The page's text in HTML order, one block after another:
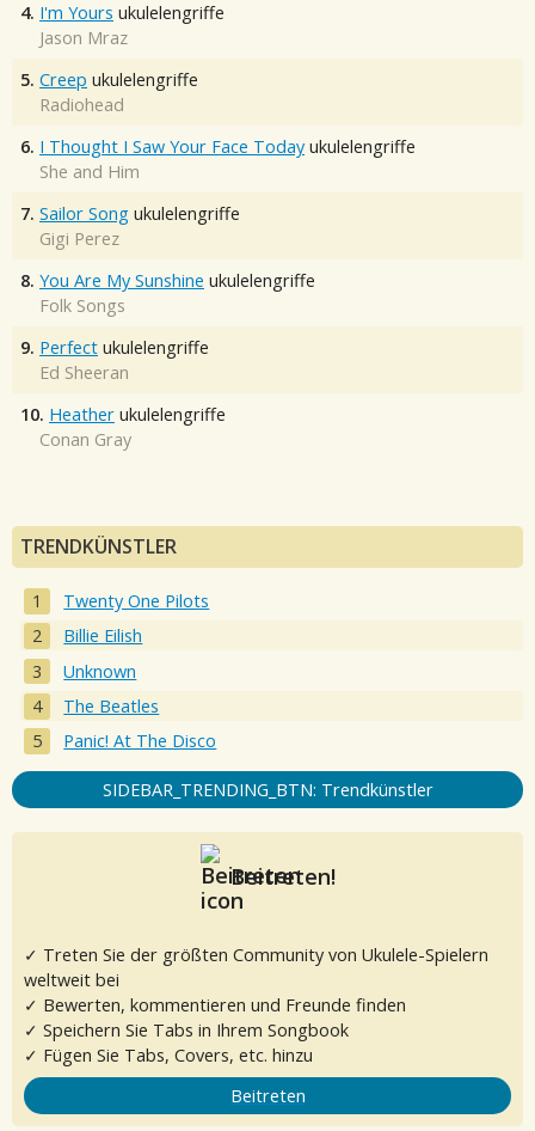
4. I'm Yours ukulelengriffe
Jason Mraz
5. Creep ukulelengriffe
Radiohead
6. I Thought I Saw Your Face Today ukulelengriffe
She and Him
7. Sailor Song ukulelengriffe
Gigi Perez
8. You Are My Sunshine ukulelengriffe
Folk Songs
9. Perfect ukulelengriffe
Ed Sheeran
10. Heather ukulelengriffe
Conan Gray
TRENDKÜNSTLER
Twenty One Pilots
Billie Eilish
Unknown
The Beatles
Panic! At The Disco
SIDEBAR_TRENDING_BTN: Trendkünstler
Beitreten!
✓ Treten Sie der größten Community von Ukulele-Spielern
weltweit bei
✓ Bewerten, kommentieren und Freunde finden
✓ Speichern Sie Tabs in Ihrem Songbook
✓ Fügen Sie Tabs, Covers, etc. hinzu
Beitreten